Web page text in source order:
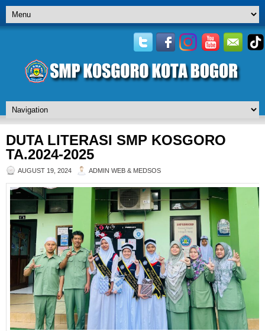
DUTA LITERASI SMP KOSGORO
TA.2024-2025
AUGUST 19, 2024 ADMIN WEB & MEDSOS